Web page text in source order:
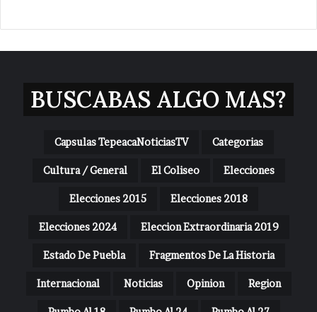
BUSCABAS ALGO MAS?
Capsulas TepeacaNoticiasTV Categorias
Cultura / General El Coliseo Elecciones
Elecciones 2015 Elecciones 2018
Elecciones 2024 Eleccion Extraordinaria 2019
Estado De Puebla Fragmentos De La Historia
Internacional Noticias Opinion Region